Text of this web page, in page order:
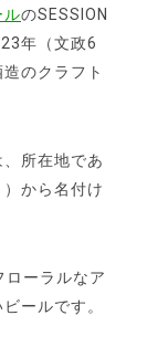
ルのSESSION
年（文政6
のクラフト
所在地であ
から名付け
ローラルなア
ールです。